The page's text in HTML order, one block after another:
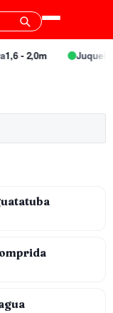
1,6 - 2,0m Juquei